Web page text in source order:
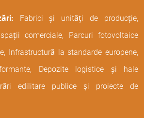
Fabrici și unități de producție,
comerciale, Parcuri fotovoltaice
Infrastructură la standarde europene,
Depozite logistice și hale
edilitare publice și proiecte de